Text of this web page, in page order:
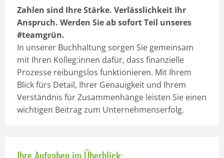
Zahlen sind Ihre Stärke. Verlässlichkeit Ihr
Anspruch. Werden Sie ab sofort Teil unseres
#teamgrün.
In unserer Buchhaltung sorgen Sie gemeinsam
mit Ihren Kolleg:innen dafür, dass finanzielle
Prozesse reibungslos funktionieren. Mit Ihrem
Blick fürs Detail, Ihrer Genauigkeit und Ihrem
Verständnis für Zusammenhänge leisten Sie einen
wichtigen Beitrag zum Unternehmenserfolg.